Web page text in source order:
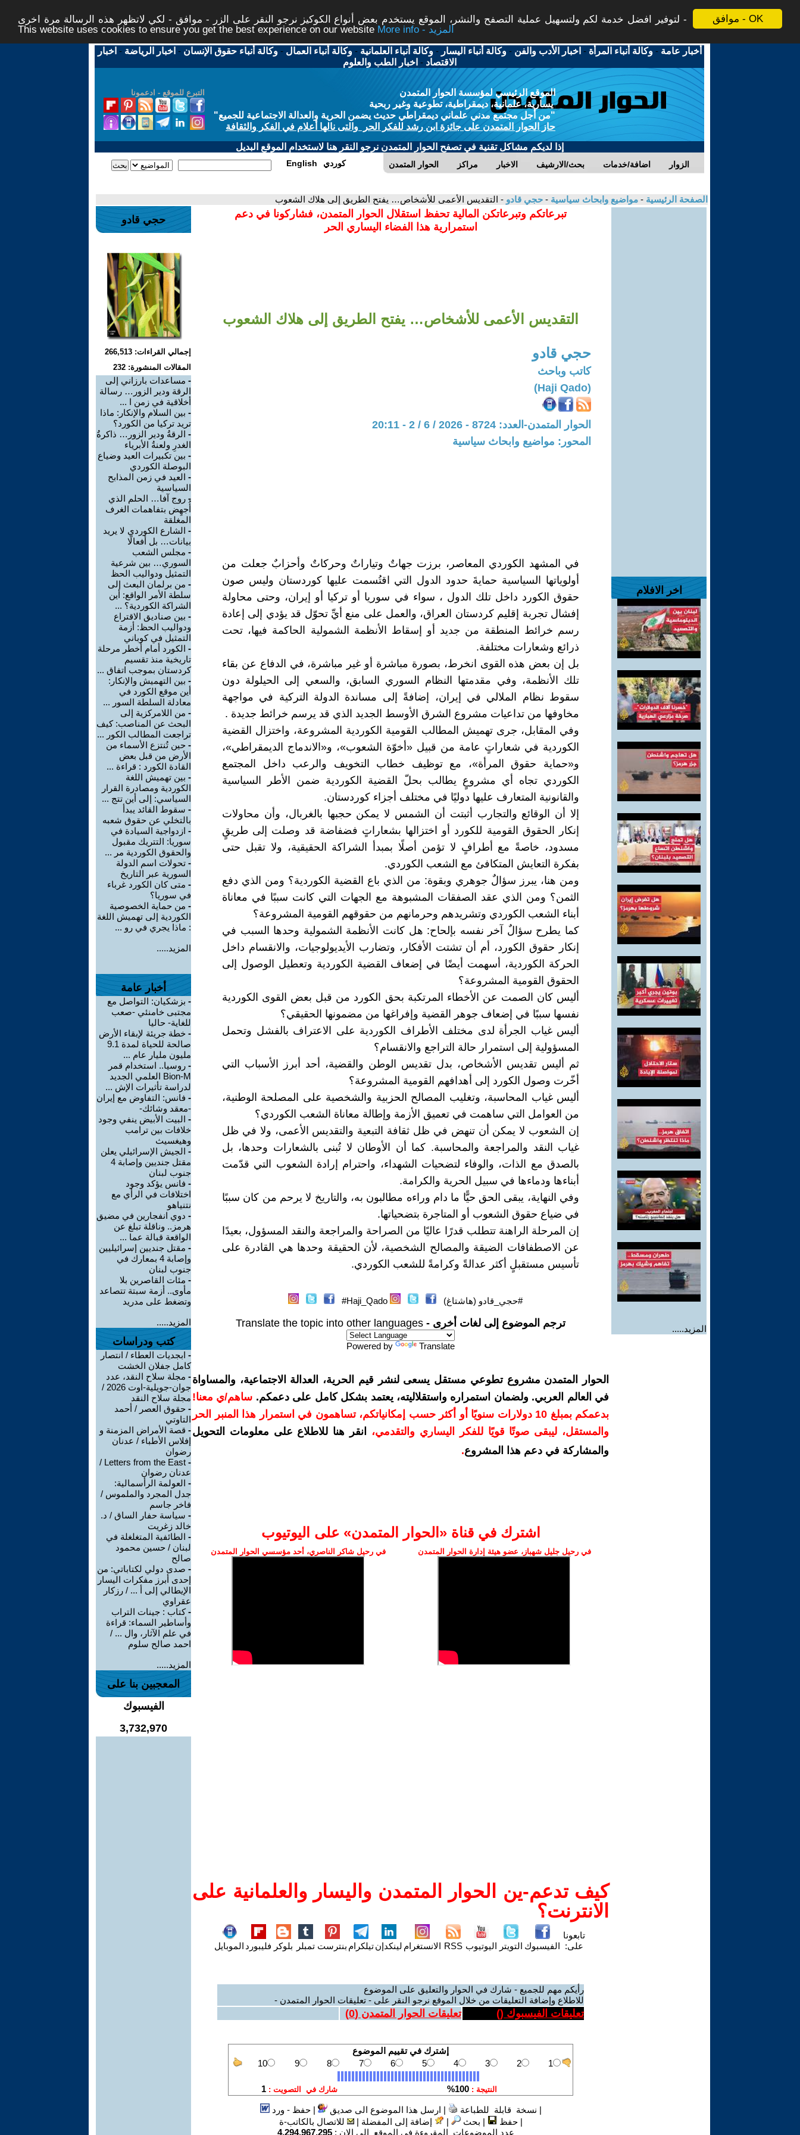
موافق - OK
لتوفير افضل خدمة لكم ولتسهيل عملية التصفح والنشر، الموقع يستخدم بعض أنواع الكوكيز نرجو النقر على الزر - موافق - لكي لاتظهر هذه الرسالة مرة اخرى -
This website uses cookies to ensure you get the best experience on our website
More info - المزيد
أخبار عامة -وكالة أنباء المرأة - اخبار الأدب والفن -وكالة أنباء اليسار -وكالة أنباء العلمانية -وكالة أنباء العمال -وكالة أنباء حقوق الإنسان - اخبار الرياضة - اخبار
الاقتصاد - اخبار الطب والعلوم
التبرع للموقع - ادعمونا
الموقع الرئيسي لمؤسسة الحوار المتمدن
يسارية، علمانية، ديمقراطية، تطوعية وغير ربحية
"من أجل مجتمع مدني علماني ديمقراطي حديث يضمن الحرية والعدالة الاجتماعية للجميع"
حاز الحوار المتمدن على جائزة ابن رشد للفكر الحر والتى نالها أعلام في الفكر والثقافة
إذا لديكم مشاكل تقنية في تصفح الحوار المتمدن نرجو النقر هنا لاستخدام الموقع البديل
الحوار المتمدن مراكز الاخبار بحث/الارشيف اضافة/خدمات الزوار English كوردي
الصفحة الرئيسية - مواضيع وابحاث سياسية - حجي قادو - التقديس الأعمى للأشخاص… يفتح الطريق إلى هلاك الشعوب
اخر الافلام
المزيد.....
تبرعاتكم وتبرعاتكن المالية تحفظ استقلال الحوار المتمدن، فشاركونا في دعم
استمرارية هذا الفضاء اليساري الحر
التقديس الأعمى للأشخاص… يفتح الطريق إلى هلاك الشعوب
حجي قادو
كاتب وباحث
(Haji Qado)
الحوار المتمدن-العدد: 8724 - 2026 / 6 / 2 - 20:11
المحور: مواضيع وابحاث سياسية
في المشهد الكوردي المعاصر، برزت جهاتٌ وتياراتٌ وحركاتٌ وأحزابٌ جعلت من
أولوياتها السياسية حمايةَ حدود الدول التي اقتُسمت عليها كوردستان وليس صون
حقوق الكورد داخل تلك الدول ، سواء في سوريا أو تركيا أو إيران، وحتى محاولة
إفشال تجربة إقليم كردستان العراق، والعمل على منع أيِّ تحوّل قد يؤدي إلى إعادة
رسم خرائط المنطقة من جديد أو إسقاط الأنظمة الشمولية الحاكمة فيها، تحت
ذرائع وشعارات مختلفة.
بل إن بعض هذه القوى انخرط، بصورة مباشرة أو غير مباشرة، في الدفاع عن بقاء
تلك الأنظمة، وفي مقدمتها النظام السوري السابق، والسعي إلى الحيلولة دون
سقوط نظام الملالي في إيران، إضافةً إلى مساندة الدولة التركية في مواجهة
مخاوفها من تداعيات مشروع الشرق الأوسط الجديد الذي قد يرسم خرائط جديدة .
وفي المقابل، جرى تهميش المطالب القومية الكوردية المشروعة، واختزال القضية
الكوردية في شعاراتٍ عامة من قبيل «أخوّة الشعوب»، و«الاندماج الديمقراطي»،
و«حماية حقوق المرأة»، مع توظيف خطاب التخويف والرعب داخل المجتمع
الكوردي تجاه أي مشروعٍ يطالب بحلّ القضية الكوردية ضمن الأطر السياسية
والقانونية المتعارف عليها دوليًا في مختلف أجزاء كوردستان.
إلا أن الوقائع والتجارب أثبتت أن الشمس لا يمكن حجبها بالغربال، وأن محاولات
إنكار الحقوق القومية للكورد أو اختزالها بشعاراتٍ فضفاضة قد وصلت إلى طريقٍ
مسدود، خاصةً مع أطرافٍ لا تؤمن أصلًا بمبدأ الشراكة الحقيقية، ولا تقبل حتى
بفكرة التعايش المتكافئ مع الشعب الكوردي.
ومن هنا، يبرز سؤالٌ جوهري وبقوة: من الذي باع القضية الكوردية؟ ومن الذي دفع
الثمن؟ ومن الذي عقد الصفقات المشبوهة مع الجهات التي كانت سببًا في معاناة
أبناء الشعب الكوردي وتشريدهم وحرمانهم من حقوقهم القومية المشروعة؟
كما يطرح سؤالٌ آخر نفسه بإلحاح: هل كانت الأنظمة الشمولية وحدها السبب في
إنكار حقوق الكورد، أم أن تشتت الأفكار، وتضارب الأيديولوجيات، والانقسام داخل
الحركة الكوردية، أسهمت أيضًا في إضعاف القضية الكوردية وتعطيل الوصول إلى
الحقوق القومية المشروعة؟
أليس كان الصمت عن الأخطاء المرتكبة بحق الكورد من قبل بعض القوى الكوردية
نفسها سببًا في إضعاف جوهر القضية وإفراغها من مضمونها الحقيقي؟
أليس غياب الجرأة لدى مختلف الأطراف الكوردية على الاعتراف بالفشل وتحمل
المسؤولية إلى استمرار حالة التراجع والانقسام؟
ثم أليس تقديس الأشخاص، بدل تقديس الوطن والقضية، أحد أبرز الأسباب التي
أخّرت وصول الكورد إلى أهدافهم القومية المشروعة؟
أليس غياب المحاسبة، وتغليب المصالح الحزبية والشخصية على المصلحة الوطنية،
من العوامل التي ساهمت في تعميق الأزمة وإطالة معاناة الشعب الكوردي؟
إن الشعوب لا يمكن أن تنهض في ظل ثقافة التبعية والتقديس الأعمى، ولا في ظل
غياب النقد والمراجعة والمحاسبة. كما أن الأوطان لا تُبنى بالشعارات وحدها، بل
بالصدق مع الذات، والوفاء لتضحيات الشهداء، واحترام إرادة الشعوب التي قدّمت
أبناءها ودماءها في سبيل الحرية والكرامة.
وفي النهاية، يبقى الحق حيًّا ما دام وراءه مطالبون به، والتاريخ لا يرحم من كان سببًا
في ضياع حقوق الشعوب أو المتاجرة بتضحياتها.
إن المرحلة الراهنة تتطلب قدرًا عاليًا من الصراحة والمراجعة والنقد المسؤول، بعيدًا
عن الاصطفافات الضيقة والمصالح الشخصية، لأن الحقيقة وحدها هي القادرة على
تأسيس مستقبلٍ أكثر عدالةً وكرامةً للشعب الكوردي.
#حجي_قادو (هاشتاغ) Haji_Qado#
ترجم الموضوع إلى لغات أخرى - Translate the topic into other languages
Powered by Translate
الحوار المتمدن مشروع تطوعي مستقل يسعى لنشر قيم الحرية، العدالة الاجتماعية، والمساواة
في العالم العربي. ولضمان استمراره واستقلاليته، يعتمد بشكل كامل على دعمكم. ساهم/ي معنا!
بدعمكم بمبلغ 10 دولارات سنويًا أو أكثر حسب إمكانياتكم، تساهمون في استمرار هذا المنبر الحر
والمستقل، ليبقى صوتًا قويًا للفكر اليساري والتقدمي،
انقر هنا للاطلاع على معلومات التحويل
والمشاركة في دعم هذا المشروع.
اشترك في قناة ‫«الحوار المتمدن» على اليوتيوب
في رحيل جليل شهباز، عضو هيئة إدارة الحوار المتمدن في رحيل شاكر الناصري، أحد مؤسسي الحوار المتمدن
كيف تدعم-ين الحوار المتمدن واليسار والعلمانية على
الانترنت؟
تابعونا
على: الفيسبوك التويتر اليوتيوب RSS الانستغرام لينكدإنتيلكرام بنترست تمبلر بلوكر فليبورد الموبايل
رأيكم مهم للجميع - شارك في الحوار والتعليق على الموضوع
للاطلاع وإضافة التعليقات من خلال الموقع نرجو النقر على - تعليقات الحوار المتمدن -
تعليقات الفيسبوك () تعليقات الحوار المتمدن (0
)
| نسخة قابلة للطباعة | ارسل هذا الموضوع الى صديق |حفظ - ورد
|حفظ | بحث | إضافة إلى المفضلة |
للاتصال بالكاتب-ة
عدد الموضوعات المقروءة في الموقع الى الان : 4,294,967,295
حجي قادو
إجمالي القراءات: 266,513
المقالات المنشورة: 232
- مساعدات بارزاني إلى
الرقة ودير الزور… رسالة
أخلاقية في زمن ا ...
- بين السلام والإنكار: ماذا
تريد تركيا من الكورد؟
- الرقةُ ودير الزور… ذاكرةُ
الغدرِ ولعنةُ الأبرياء
- بين تكبيرات العيد وضياع
البوصلة الكوردي
- العيد في زمن المذابح
السياسية
- روج آفا… الحلم الذي
أُجهِض بتفاهمات الغرف
المغلقة
- الشارع الكوردي لا يريد
بيانات… بل أفعالًا
- مجلس الشعب
السوري… بين شرعية
التمثيل ودواليب الحظ
- من برلمان البعث إلى
سلطة الأمر الواقع: أين
الشراكة الكوردية؟ ...
- بين صناديق الاقتراع
ودواليب الحظ: أزمة
التمثيل في كوباني
- الكورد أمام أخطر مرحلة
تاريخية منذ تقسيم
كردستان بموجب اتفاق ...
- بين التهميش والإنكار:
أين موقع الكورد في
معادلة السلطة السور ...
- من اللامركزية إلى
البحث عن المناصب: كيف
تراجعت المطالب الكور ...
- حين تُنتزع الأسماء من
الأرض من قبل بعض
القادة الكورد : قراءة ...
- بين تهميش اللغة
الكوردية ومصادرة القرار
السياسي: إلى أين تتج ...
- سقوط القائد يبدأ
بالتخلي عن حقوق شعبه
- ازدواجية السيادة في
سوريا: التتريك مقبول
والحقوق الكوردية مر ...
- تحولات اسم الدولة
السورية عبر التاريخ
- متى كان الكورد غرباء
في سوريا؟
- من حماية الخصوصية
الكوردية إلى تهميش اللغة
: ماذا يجري في رو ...
المزيد.....
أخبار عامة
- بزشكيان: التواصل مع
مجتبى خامنئي -صعب
للغاية- حاليا
- خطة جريئة لإبقاء الأرض
صالحة للحياة لمدة 9.1
مليون مليار عام ...
- روسيا.. استخدام قمر
Bion-M العلمي الجديد
لدراسة تأثيرات الإش ...
- فانس: التفاوض مع إيران
-معقد وشائك-
- البيت الأبيض ينفي وجود
خلافات بين ترامب
وهيغسيث
- الجيش الإسرائيلي يعلن
مقتل جنديين وإصابة 4
جنوب لبنان
- فانس يؤكد وجود
اختلافات في الرأي مع
نتنياهو
- دوي انفجارين في مضيق
هرمز.. وناقلة تبلغ عن
الواقعة قبالة عما ...
- مقتل جنديين إسرائيليين
وإصابة 4 بمعارك في
جنوب لبنان
- مئات القاصرين بلا
مأوى.. أزمة سبتة تتصاعد
وتضغط على مدريد
المزيد.....
كتب ودراسات
- ابجديات العطاء / انتصار
كامل جفلان الخشت
- مجلة سلاح النقد، عدد
جوان-جويلية-اوت 2026 /
مجلة سلاح النقد
- حقوق العصر / أحمد
التاوتي
- قصة الأمراض المزمنة و
إفلاس الأطباء / عدنان
رضوان
-
Letters from the East /
عدنان رضوان
- العولمة الرأسمالية:
جدل المجرد والملموس /
فاخر جاسم
- سياسة حفار الساق / د.
خالد زغريت
- الطائفية المتغلغلة في
لبنان / حسين محمود
صالح
- صدى دولي لكتاباتي: من
إحدى أبرز مفكرات اليسار
الإيطالي إلى أ ... / رزكار
عقراوي
-كتاب : جينات التراب
وأساطير السماء: قراءة
في علم الآثار، وال ... /
احمد صالح سلوم
المزيد.....
المعجبين بنا على
الفيسبوك
3,732,970